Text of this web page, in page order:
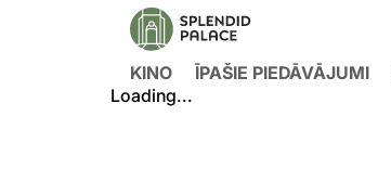
KINO ĪPAŠIE PIEDĀVĀJUMI
Loading...